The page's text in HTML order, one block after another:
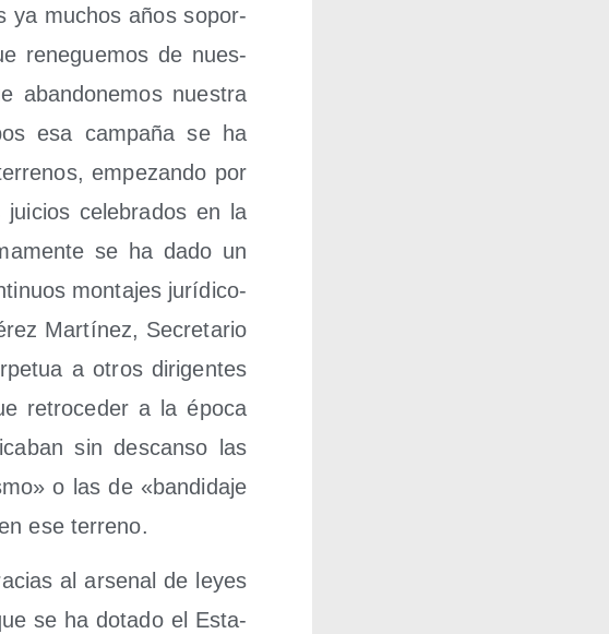
ya muchos años sopor­
rene­gue­mos de nues­
aban­do­ne­mos nues­tra
esa cam­pa­ña se ha
empe­zan­do por
cele­bra­dos en la
se ha dado un
mon­ta­jes jurí­di­co-
Mar­tí­nez, Secre­ta­rio
a otros diri­gen­tes
retro­ce­der a la épo­ca
sin des­can­so las
o las de «ban­di­da­je
ese terreno.
al arse­nal de leyes
se ha dota­do el Esta­